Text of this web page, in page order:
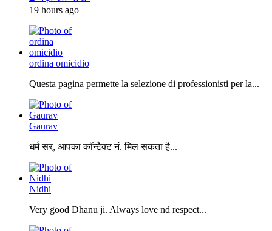
19 hours ago
ordina omicidio
Questa pagina permette la selezione di professionisti per la...
Gaurav
धर्म सर्, आपका कॉन्टैक्ट नं. मिल सकता है...
Nidhi
Very good Dhanu ji. Always love nd respect...